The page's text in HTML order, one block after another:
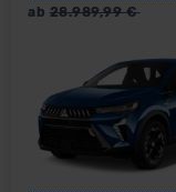
ab 28.989,99€